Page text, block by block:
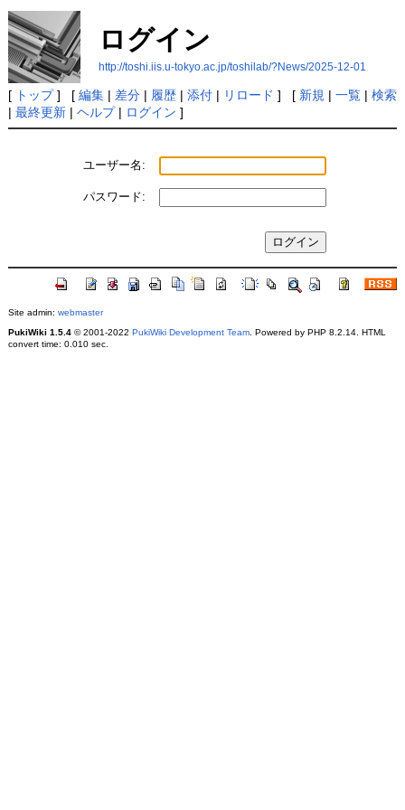
ログイン
http://toshi.iis.u-tokyo.ac.jp/toshilab/?News/2025-12-01
[ トップ] [ 編集| 差分| 履歴| 添付| リロード ] [ 新規 | 一覧| 検索
| 最終更新| ヘルプ| ログイン ]
ユーザー名:
パスワード:
Site admin: webmaster
PukiWiki 1.5.4© 2001-2022 PukiWiki Development Team. Powered by PHP 8.2.14. HTML
convert time: 0.010 sec.